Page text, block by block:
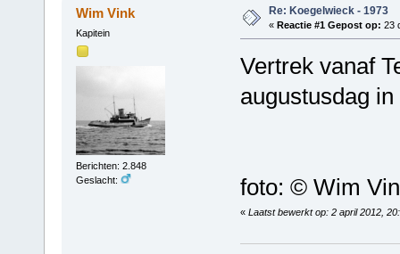
Wim Vink
Kapitein
Berichten: 2.848
Geslacht:
Re: Koegelwieck - 1973
« Reactie #1 Gepost op: 23
Vertrek vanaf
augustusdag
foto: © Wim
« Laatst bewerkt op: 2 april 2012,